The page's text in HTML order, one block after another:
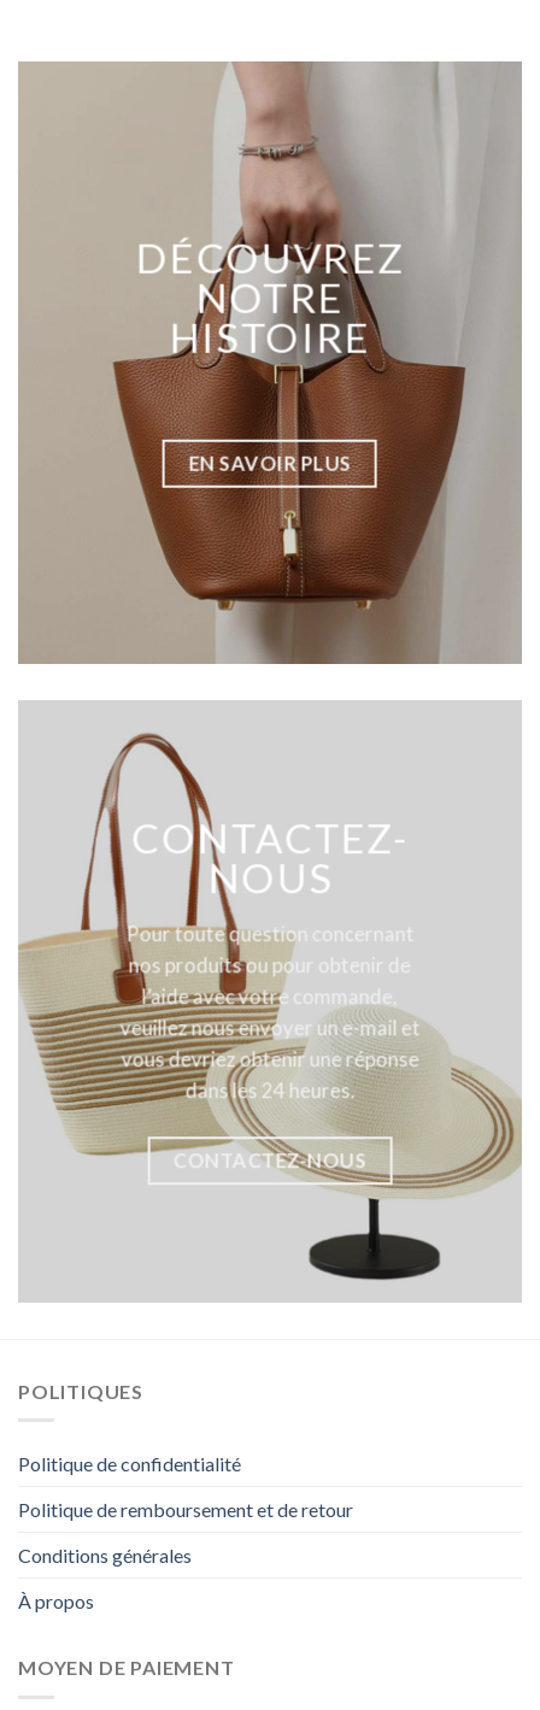
DÉCOUVREZ
NOTRE
HISTOIRE
EN SAVOIR PLUS
CONTACTEZ-
NOUS
Pour toute question concernant
nos produits ou pour obtenir de
l’aide avec votre commande,
veuillez nous envoyer un e-mail et
vous devriez obtenir une réponse
dans les 24 heures.
CONTACTEZ-NOUS
POLITIQUES
Politique de confidentialité
Politique de remboursement et de retour
Conditions générales
À propos
MOYEN DE PAIEMENT